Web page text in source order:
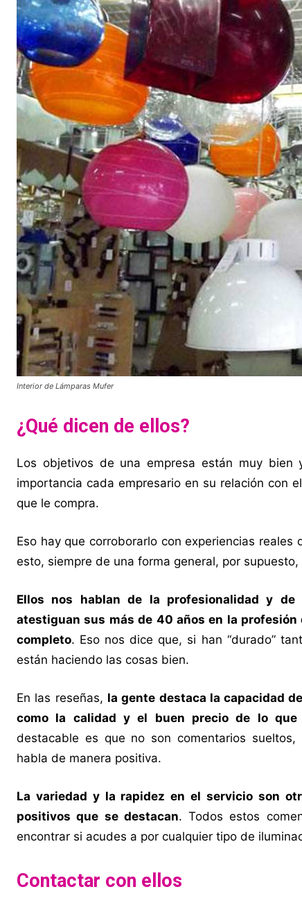
Interior de Lámparas Mufer
¿Qué dicen de ellos?
Los objetivos de una empresa están muy
importancia cada empresario en su relación con
que le compra.
Eso hay que corroborarlo con experiencias
esto, siempre de una forma general, por
Ellos nos hablan de la profesionalidad y de
atestiguan sus más de 40 años en la profesión
completo. Eso nos dice que, si han “durado”
están haciendo las cosas bien.
En las reseñas, la gente destaca la capacidad
como la calidad y el buen precio de lo que
destacable es que no son comentarios sueltos,
habla de manera positiva.
La variedad y la rapidez en el servicio son
positivos que se destacan. Todos estos
encontrar si acudes a por cualquier tipo de
Contactar con ellos